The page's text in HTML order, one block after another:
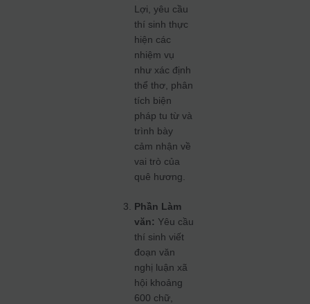
Lợi, yêu cầu
thí sinh thực
hiện các
nhiệm vụ
như xác định
thể thơ, phân
tích biện
pháp tu từ và
trình bày
cảm nhận về
vai trò của
quê hương.
Phần Làm
văn: Yêu cầu
thí sinh viết
đoạn văn
nghị luận xã
hội khoảng
600 chữ,